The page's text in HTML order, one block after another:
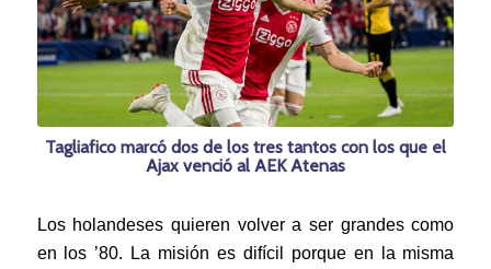
Tagliafico marcó dos de los tres tantos con los que el
Ajax venció al AEK Atenas
Los holandeses quieren volver a ser grandes como
en los ’80. La misión es difícil porque en la misma